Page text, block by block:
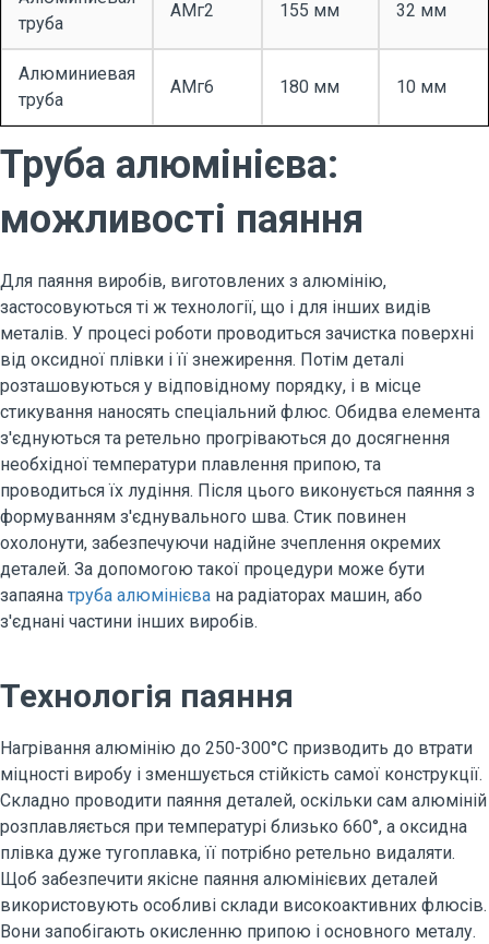
труба
АМг2 155 мм 32 мм
Алюминиевая
труба
АМг6 180 мм 10 мм
Труба алюмінієва:
можливості паяння
Для паяння виробів, виготовлених з алюмінію,
застосовуються ті ж технології, що і для інших видів
металів. У процесі роботи проводиться зачистка поверхні
від оксидної плівки і її знежирення. Потім деталі
розташовуються у відповідному порядку, і в місце
стикування наносять спеціальний флюс. Обидва елемента
з'єднуються та ретельно прогріваються до досягнення
необхідної температури плавлення припою, та
проводиться їх лудіння. Після цього виконується паяння з
формуванням з'єднувального шва. Стик повинен
охолонути, забезпечуючи надійне зчеплення окремих
деталей. За допомогою такої процедури може бути
запаяна труба алюмінієва на радіаторах машин, або
з'єднані частини інших виробів.
Технологія паяння
Нагрівання алюмінію до 250-300°С призводить до втрати
міцності виробу і зменшується стійкість самої конструкції.
Складно проводити паяння деталей, оскільки сам алюміній
розплавляється при температурі близько 660°, а оксидна
плівка дуже тугоплавка, її потрібно ретельно видаляти.
Щоб забезпечити якісне паяння алюмінієвих деталей
використовують особливі склади високоактивних флюсів.
Вони запобігають окисленню припою і основного металу.